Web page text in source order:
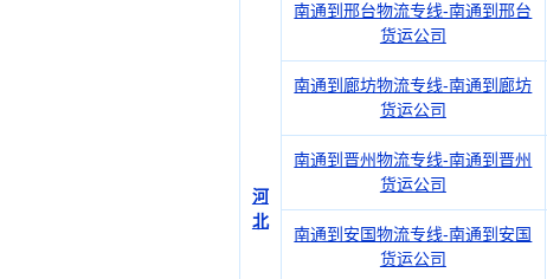
河
北
南通到邢台物流专线-南通到邢台
货运公司
南通到廊坊物流专线-南通到廊坊
货运公司
南通到晋州物流专线-南通到晋州
货运公司
南通到安国物流专线-南通到安国
货运公司